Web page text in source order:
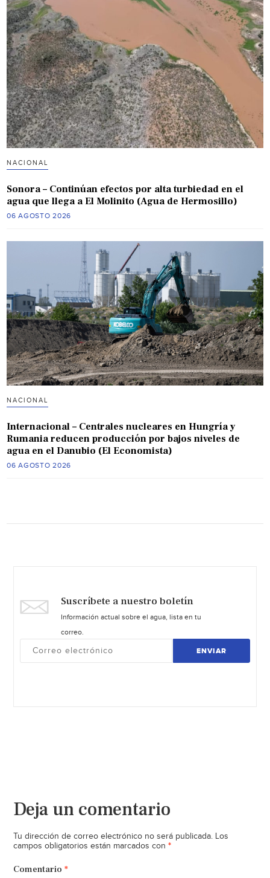
NACIONAL
Sonora – Continúan efectos por alta turbiedad en el
agua que llega a El Molinito (Agua de Hermosillo)
06 AGOSTO 2026
NACIONAL
Internacional – Centrales nucleares en Hungría y
Rumania reducen producción por bajos niveles de
agua en el Danubio (El Economista)
06 AGOSTO 2026
Suscríbete a nuestro boletín
Información actual sobre el agua, lista en tu
correo.
ENVIAR
Deja un comentario
Tu dirección de correo electrónico no será publicada. Los
campos obligatorios están marcados con *
Comentario *